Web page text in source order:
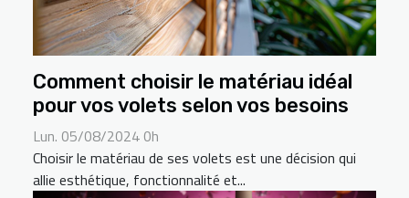
Comment choisir le matériau idéal
pour vos volets selon vos besoins
Lun. 05/08/2024 0h
Choisir le matériau de ses volets est une décision qui
allie esthétique, fonctionnalité et...